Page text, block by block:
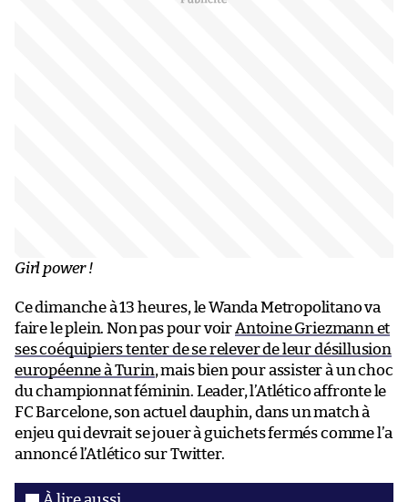
Girl power !
Ce dimanche à 13 heures, le Wanda Metropolitano va
faire le plein. Non pas pour voirAntoine Griezmann et
ses coéquipiers tenter de se relever de leur désillusion
européenne à Turin, mais bien pour assister à un choc
du championnat féminin. Leader, l’Atlético affronte le
FC Barcelone, son actuel dauphin, dans un match à
enjeu qui devrait se jouer à guichets fermés comme l’a
annoncé l’Atlético sur Twitter.